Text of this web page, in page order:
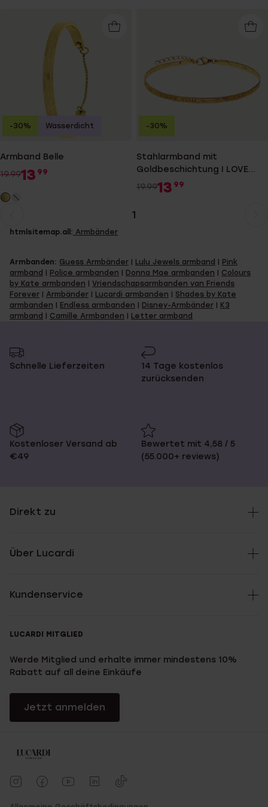
Armband Belle
19.9913 99
-30% Wasserdicht
Stahlarmband mit
Goldbeschichtung I LOVE
YOU
19.9913 99
-30%
Seite
1
zurhtmlsitemap.all: Armbänder
Armbanden: Guess Armbänder Lulu Jewels armband
Pink
armband
Police armbanden Donna Mae armbanden
Colours
by Kate armbanden
Vriendschapsarmbanden van Friends
Forever
Armbänder Lucardi armbanden
Shades by Kate
armbanden
Endless armbanden Disney-Armbänder
K3
armband
Camille Armbanden Letter armband
Schnelle Lieferzeiten
14 Tage kostenlos
zurücksenden
Kostenloser Versand ab
€49
Bewertet mit 4,58 / 5
(55.000+ reviews)
Direkt zu
Über Lucardi
Kundenservice
LUCARDI MITGLIED
Werde Mitglied und erhalte immer mindestens 10%
Rabatt auf all deine Einkäufe
Jetzt anmelden